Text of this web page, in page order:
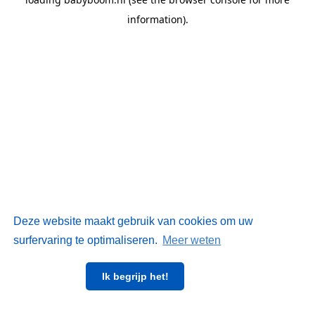
Deze website maakt gebruik van cookies om uw
surfervaring te optimaliseren. Meer weten
Ik begrijp het!
information).